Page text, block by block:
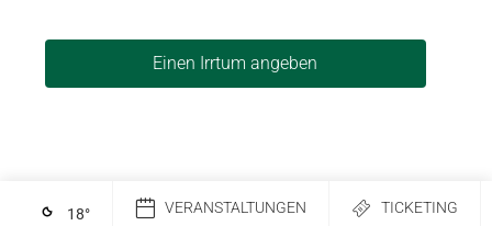
Einen Irrtum angeben
18° VERANSTALTUNGEN TICKETING